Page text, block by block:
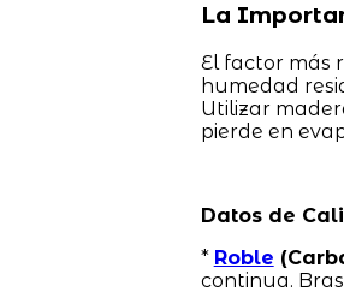
La
El factor más
humedad
Utilizar
pierde en
Datos de
* Roble
continua.